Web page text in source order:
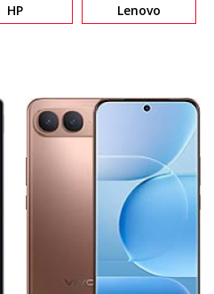
HP Lenovo